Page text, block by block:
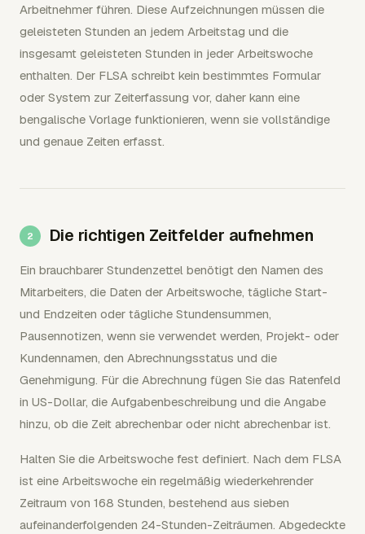
Arbeitnehmer führen. Diese Aufzeichnungen müssen die
geleisteten Stunden an jedem Arbeitstag und die
insgesamt geleisteten Stunden in jeder Arbeitswoche
enthalten. Der FLSA schreibt kein bestimmtes Formular
oder System zur Zeiterfassung vor, daher kann eine
bengalische Vorlage funktionieren, wenn sie vollständige
und genaue Zeiten erfasst.
Die richtigen Zeitfelder aufnehmen
Ein brauchbarer Stundenzettel benötigt den Namen des
Mitarbeiters, die Daten der Arbeitswoche, tägliche Start-
und Endzeiten oder tägliche Stundensummen,
Pausennotizen, wenn sie verwendet werden, Projekt- oder
Kundennamen, den Abrechnungsstatus und die
Genehmigung. Für die Abrechnung fügen Sie das Ratenfeld
in US-Dollar, die Aufgabenbeschreibung und die Angabe
hinzu, ob die Zeit abrechenbar oder nicht abrechenbar ist.
Halten Sie die Arbeitswoche fest definiert. Nach dem FLSA
ist eine Arbeitswoche ein regelmäßig wiederkehrender
Zeitraum von 168 Stunden, bestehend aus sieben
aufeinanderfolgenden 24-Stunden-Zeiträumen. Abgedeckte